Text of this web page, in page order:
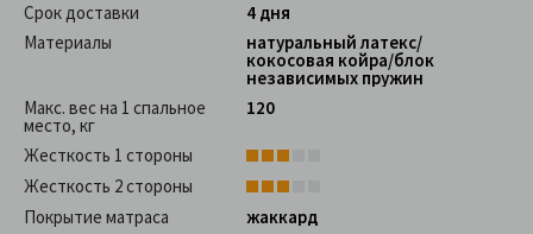
Срок доставки
4 дня
Материалы
натуральный латекс/
кокосовая койра/блок
независимых пружин
Макс. вес на 1 спальное
место, кг
120
Жесткость 1 стороны
Жесткость 2 стороны
Покрытие матраса
жаккард